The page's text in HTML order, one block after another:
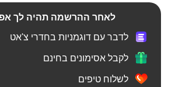
לאחר ההרשמה תהיה לך
לדבר עם דוגמניות בחדרי צ'אט
לקבל אסימונים בחינם
לשלוח טיפים